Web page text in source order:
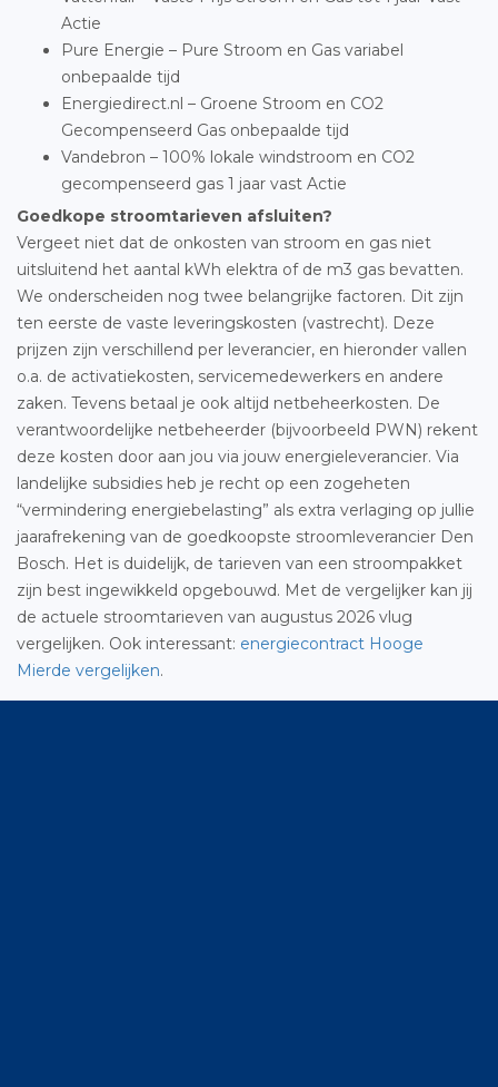
Actie
Pure Energie – Pure Stroom en Gas variabel
onbepaalde tijd
Energiedirect.nl – Groene Stroom en CO2
Gecompenseerd Gas onbepaalde tijd
Vandebron – 100% lokale windstroom en CO2
gecompenseerd gas 1 jaar vast Actie
Goedkope stroomtarieven afsluiten?
Vergeet niet dat de onkosten van stroom en gas niet
uitsluitend het aantal kWh elektra of de m3 gas bevatten.
We onderscheiden nog twee belangrijke factoren. Dit zijn
ten eerste de vaste leveringskosten (vastrecht). Deze
prijzen zijn verschillend per leverancier, en hieronder vallen
o.a. de activatiekosten, servicemedewerkers en andere
zaken. Tevens betaal je ook altijd netbeheerkosten. De
verantwoordelijke netbeheerder (bijvoorbeeld PWN) rekent
deze kosten door aan jou via jouw energieleverancier. Via
landelijke subsidies heb je recht op een zogeheten
“vermindering energiebelasting” als extra verlaging op jullie
jaarafrekening van de goedkoopste stroomleverancier Den
Bosch. Het is duidelijk, de tarieven van een stroompakket
zijn best ingewikkeld opgebouwd. Met de vergelijker kan jij
de actuele stroomtarieven van augustus 2026 vlug
vergelijken. Ook interessant: energiecontract Hooge
Mierde vergelijken.